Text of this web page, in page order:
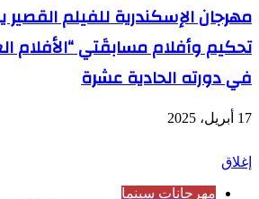
مهرجان الإسكندرية للفيلم
تحكيم وأفلام مسابقَتي “الأفلام
في دورته الحادية عشرة
17 أبريل، 2025
إغلاق
مهرجانات سينما